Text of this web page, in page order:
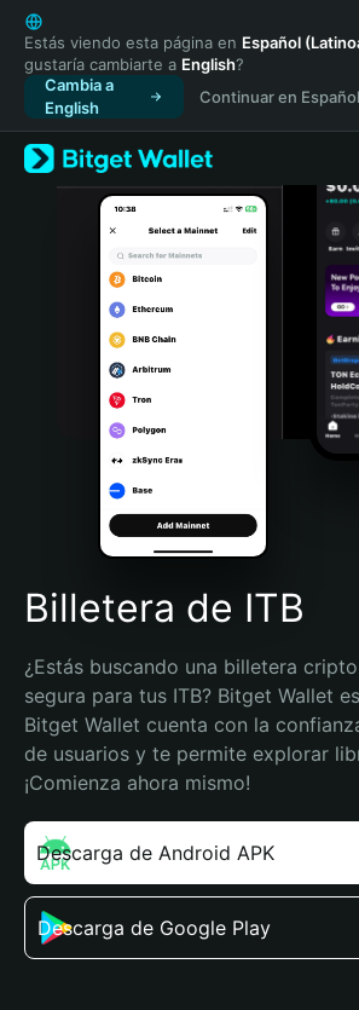
English
日本語
Tiếng Việt
Русский
Español (Latinoamérica)
Türkçe
Italiano
Português (Portugal)
Bahasa Indonesia
Português (Brasil)
Español (Argentina)
Estás viendo esta página en Español
gustaría cambiarte a English?
Cambia a
English
Continuar en
Billetera de ITB
¿Estás buscando una billetera
segura para tus ITB? Bitget Wallet
Bitget Wallet cuenta con la
de usuarios y te permite explorar
¡Comienza ahora mismo!
Descarga de Android APK
Descarga de Google Play